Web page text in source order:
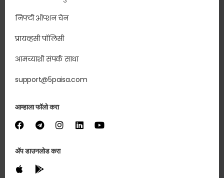
निफ्टी ऑप्शन चेन
प्रायव्हसी पॉलिसी
आमच्याशी संपर्क साधा
support@5paisa.com
आम्हाला फॉलो करा
ॲप डाउनलोड करा